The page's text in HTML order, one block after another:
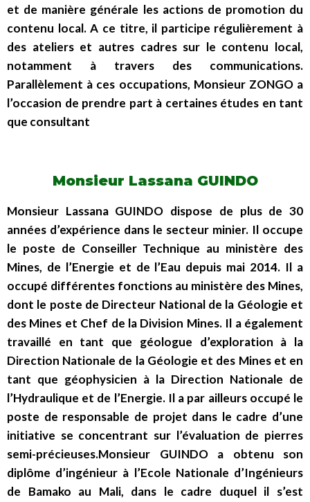
et de manière générale les actions de promotion du
contenu local. A ce titre, il participe régulièrement à
des ateliers et autres cadres sur le contenu local,
notamment à travers des communications.
Parallèlement à ces occupations, Monsieur ZONGO a
l’occasion de prendre part à certaines études en tant
que consultant
Monsieur Lassana GUINDO
Monsieur Lassana GUINDO dispose de plus de 30
années d’expérience dans le secteur minier. Il occupe
le poste de Conseiller Technique au ministère des
Mines, de l’Energie et de l’Eau depuis mai 2014. Il a
occupé différentes fonctions au ministère des Mines,
dont le poste de Directeur National de la Géologie et
des Mines et Chef de la Division Mines. Il a également
travaillé en tant que géologue d’exploration à la
Direction Nationale de la Géologie et des Mines et en
tant que géophysicien à la Direction Nationale de
l’Hydraulique et de l’Energie. Il a par ailleurs occupé le
poste de responsable de projet dans le cadre d’une
initiative se concentrant sur l’évaluation de pierres
semi-précieuses.Monsieur GUINDO a obtenu son
diplôme d’ingénieur à l’Ecole Nationale d’Ingénieurs
de Bamako au Mali, dans le cadre duquel il s’est